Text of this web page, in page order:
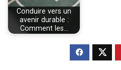
Conduire vers un
avenir durable :
Comment les…